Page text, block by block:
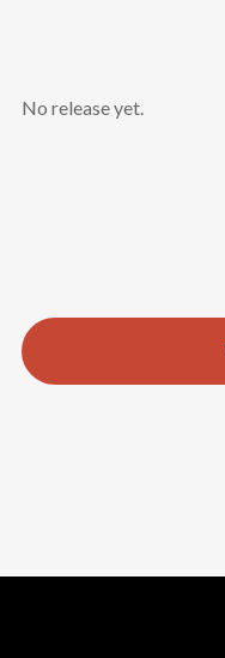
No release yet.